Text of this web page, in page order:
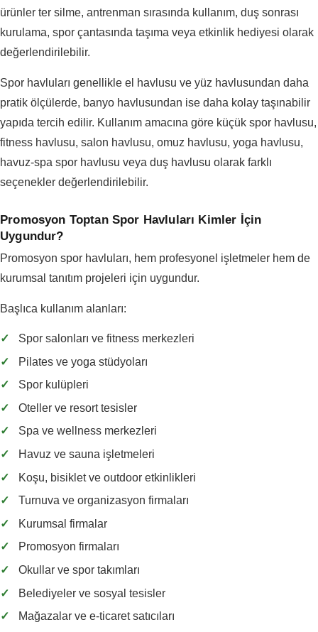
ürünler ter silme, antrenman sırasında kullanım, duş sonrası
kurulama, spor çantasında taşıma veya etkinlik hediyesi olarak
değerlendirilebilir.
Spor havluları genellikle el havlusu ve yüz havlusundan daha
pratik ölçülerde, banyo havlusundan ise daha kolay taşınabilir
yapıda tercih edilir. Kullanım amacına göre küçük spor havlusu,
fitness havlusu, salon havlusu, omuz havlusu, yoga havlusu,
havuz-spa spor havlusu veya duş havlusu olarak farklı
seçenekler değerlendirilebilir.
Promosyon Toptan Spor Havluları Kimler İçin
Uygundur?
Promosyon spor havluları, hem profesyonel işletmeler hem de
kurumsal tanıtım projeleri için uygundur.
Başlıca kullanım alanları:
✓
Spor salonları ve fitness merkezleri
✓
Pilates ve yoga stüdyoları
✓
Spor kulüpleri
✓
Oteller ve resort tesisler
✓
Spa ve wellness merkezleri
✓
Havuz ve sauna işletmeleri
✓
Koşu, bisiklet ve outdoor etkinlikleri
✓
Turnuva ve organizasyon firmaları
✓
Kurumsal firmalar
✓
Promosyon firmaları
✓
Okullar ve spor takımları
✓
Belediyeler ve sosyal tesisler
✓
Mağazalar ve e-ticaret satıcıları